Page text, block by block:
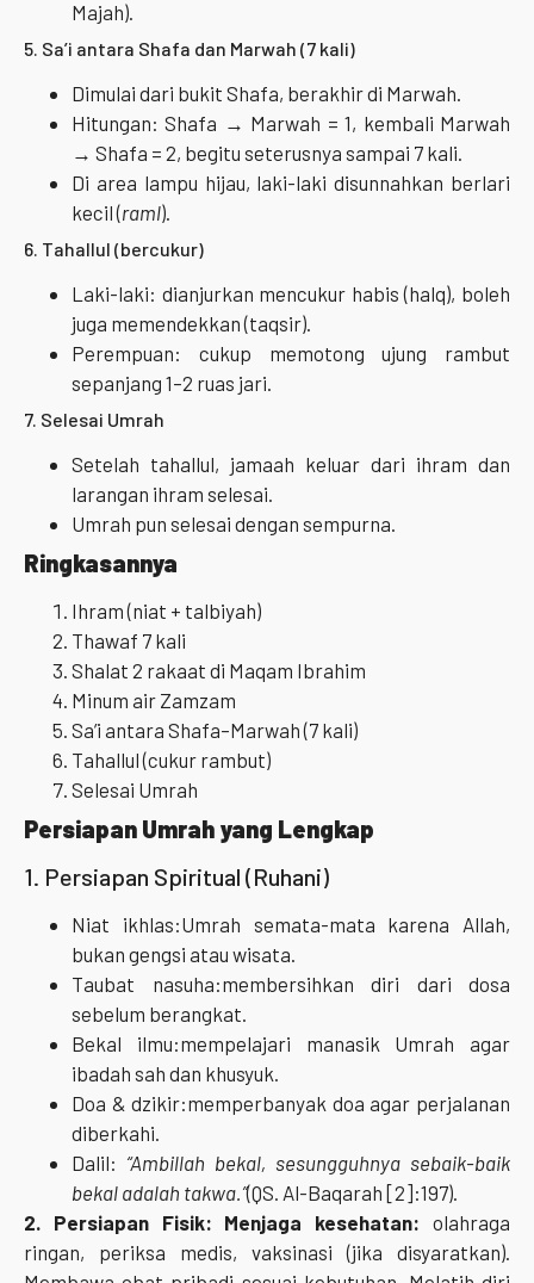
Majah).
5. Sa’i antara Shafa dan Marwah (7 kali)
Dimulai dari bukit Shafa, berakhir di Marwah.
Hitungan: Shafa → Marwah = 1, kembali Marwah
→ Shafa = 2, begitu seterusnya sampai 7 kali.
Di area lampu hijau, laki-laki disunnahkan berlari
kecil (raml).
6. Tahallul (bercukur)
Laki-laki: dianjurkan mencukur habis (halq), boleh
juga memendekkan (taqsir).
Perempuan: cukup memotong ujung rambut
sepanjang 1–2 ruas jari.
7. Selesai Umrah
Setelah tahallul, jamaah keluar dari ihram dan
larangan ihram selesai.
Umrah pun selesai dengan sempurna.
Ringkasannya
Ihram (niat + talbiyah)
Thawaf 7 kali
Shalat 2 rakaat di Maqam Ibrahim
Minum air Zamzam
Sa’i antara Shafa–Marwah (7 kali)
Tahallul (cukur rambut)
Selesai Umrah
Persiapan Umrah yang Lengkap
1. Persiapan Spiritual (Ruhani)
Niat ikhlas:Umrah semata-mata karena Allah,
bukan gengsi atau wisata.
Taubat nasuha:membersihkan diri dari dosa
sebelum berangkat.
Bekal ilmu:mempelajari manasik Umrah agar
ibadah sah dan khusyuk.
Doa & dzikir:memperbanyak doa agar perjalanan
diberkahi.
Dalil: “Ambillah bekal, sesungguhnya sebaik-baik
bekal adalah takwa.”(QS. Al-Baqarah [2]:197).
2. Persiapan Fisik: Menjaga kesehatan: olahraga
ringan, periksa medis, vaksinasi (jika disyaratkan).